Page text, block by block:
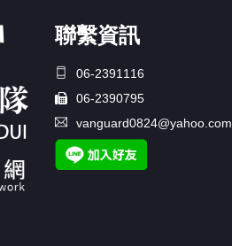
聯繫資訊
06-2391116
06-2390795
vanguard0824@yahoo.com